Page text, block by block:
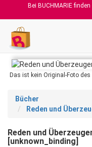
Bei BUCHMARIE
Das ist kein Original-Foto
Bücher
Reden und
Reden und
[unknown_binding]